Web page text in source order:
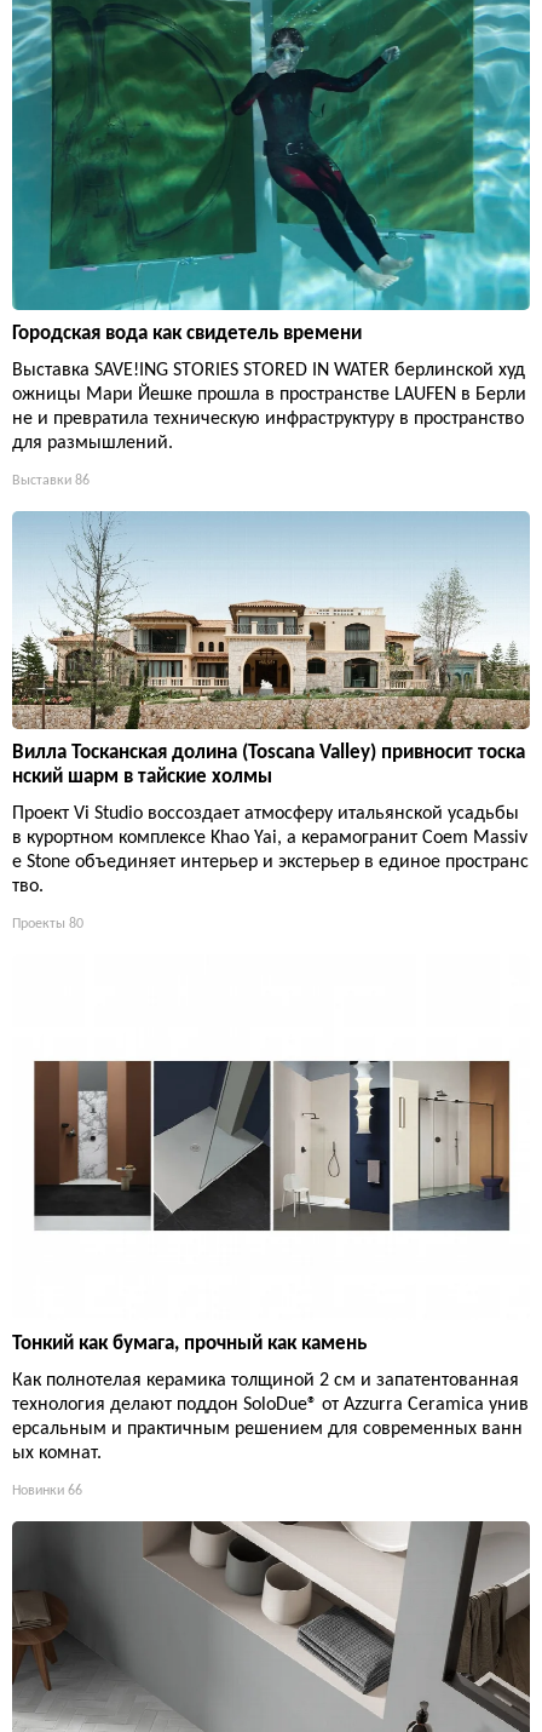
Городская вода как свидетель времени
Выставка SAVE!ING STORIES STORED IN WATER берлинской худ
ожницы Мари Йешке прошла в пространстве LAUFEN в Берли
не и превратила техническую инфраструктуру в пространство
для размышлений.
Выставки 86
Вилла Тосканская долина (Toscana Valley) привносит тоска
нский шарм в тайские холмы
Проект Vi Studio воссоздает атмосферу итальянской усадьбы
в курортном комплексе Khao Yai, а керамогранит Coem Massiv
e Stone объединяет интерьер и экстерьер в единое пространс
тво.
Проекты 80
Тонкий как бумага, прочный как камень
Как полнотелая керамика толщиной 2 см и запатентованная
технология делают поддон SoloDue® от Azzurra Ceramica унив
ерсальным и практичным решением для современных ванн
ых комнат.
Новинки 66